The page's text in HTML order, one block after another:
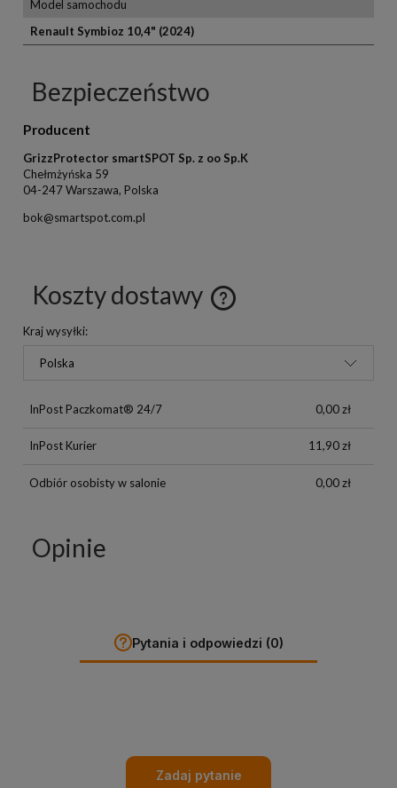
Model samochodu
Renault Symbioz 10,4" (2024)
Bezpieczeństwo
Producent
GrizzProtector smartSPOT Sp. z oo Sp.K
Chełmżyńska 59
04-247 Warszawa, Polska
bok@smartspot.com.pl
Koszty dostawy
Kraj wysyłki:
InPost Paczkomat® 24/7 0,00 zł
InPost Kurier 11,90 zł
Odbiór osobisty w salonie 0,00 zł
Opinie
Pytania i odpowiedzi (0)
Zadaj pytanie